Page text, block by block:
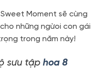
Moment sẽ cùng
những ngừoi con gái
trong năm này!
sưu tập hoa 8